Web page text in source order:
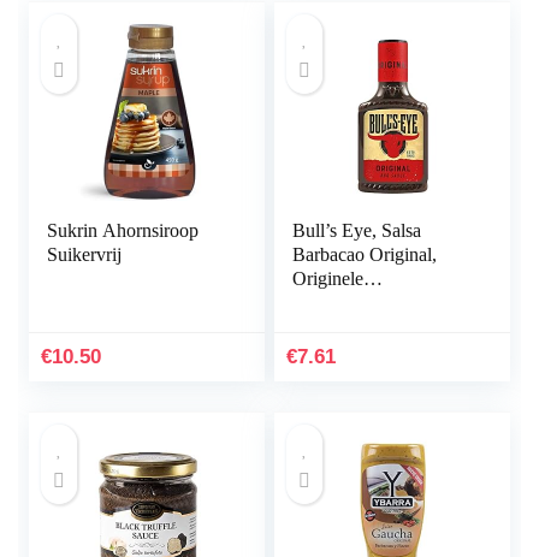
Sukrin Ahornsiroop
Suikervrij
€10.50
Bull’s Eye, Salsa
Barbacao Original,
Originele
€7.61